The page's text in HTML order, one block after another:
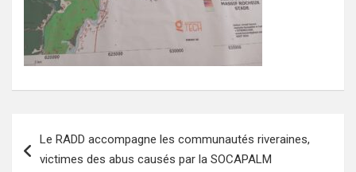
de
Le RADD accompagne les communautés riveraines,
victimes des abus causés par la SOCAPALM